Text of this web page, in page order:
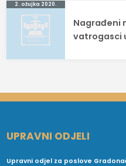
2. ožujka 2020.
Nagrađeni
vatrogasci
UPRAVNI ODJELI
Upravni odjel za poslove